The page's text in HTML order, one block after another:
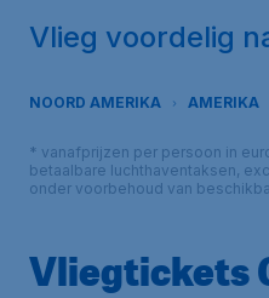
Vlieg voordelig
NOORD AMERIKA AMERIKA
* vanafprijzen per persoon in
betaalbare luchthaventaksen,
onder voorbehoud van
Vliegtickets